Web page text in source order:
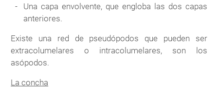
Una capa envolvente, que engloba las dos capas
anteriores.
Existe una red de pseudópodos que pueden ser
extracolumelares o intracolumelares, son los
asópodos.
La concha